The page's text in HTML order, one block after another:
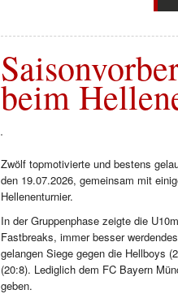
beim
Zwölf topmotivierte und bestens
den 19.07.2026, gemeinsam mit
Hellenenturnier.
In der Gruppenphase zeigte die
Fastbreaks, immer besser
gelangen Siege gegen die Hellboys
(20:8). Lediglich dem FC Bayern
geben.